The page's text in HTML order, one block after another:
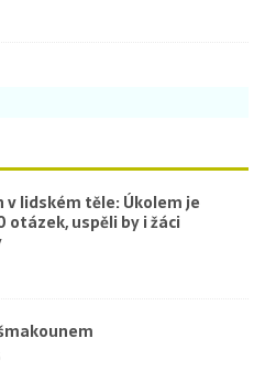
v lidském těle: Úkolem je
otázek, uspěli by i žáci